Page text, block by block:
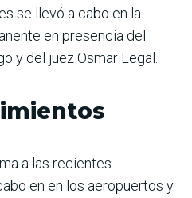
se llevó a cabo en la
en presencia del
y del juez Osmar Legal.
a las recientes
en en los aeropuertos y